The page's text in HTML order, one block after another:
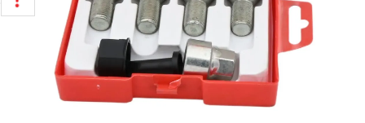
POMOĆ PRI KUPOVINI
Za više informacija, pomoć i
porudžbine
011 4427900